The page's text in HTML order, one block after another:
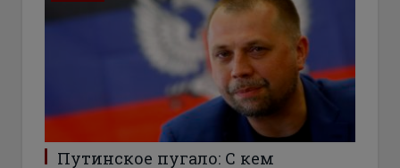
Путинское пугало: С кем